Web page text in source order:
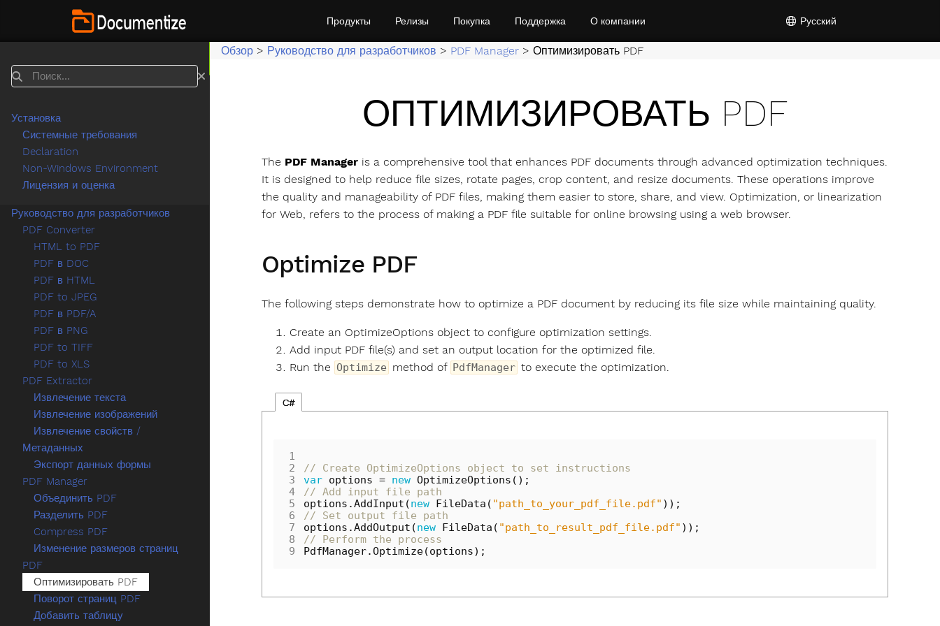
Русский
Продукты Релизы Покупка Поддержка О компании
Обзор > Руководство для разработчиков > PDF Manager > Оптимизировать PDF
ОПТИМИЗИРОВАТЬ PDF
The PDF Manager is a comprehensive tool that enhances PDF documents through advanced optimization techniques.
It is designed to help reduce file sizes, rotate pages, crop content, and resize documents. These operations improve
the quality and manageability of PDF files, making them easier to store, share, and view. Optimization, or linearization
for Web, refers to the process of making a PDF file suitable for online browsing using a web browser.
Optimize PDF
The following steps demonstrate how to optimize a PDF document by reducing its file size while maintaining quality.
Create an OptimizeOptions object to configure optimization settings.
Add input PDF file(s) and set an output location for the optimized file.
Run the Optimize method of PdfManager to execute the optimization.
C#
1
2
// Create OptimizeOptions object to set instructions
3
var options = new OptimizeOptions ();
4
// Add input file path
5
options .AddInput (new FileData ( "path_to_your_pdf_file.pdf" ));
6
// Set output file path
7
options .AddOutput (new FileData ( "path_to_result_pdf_file.pdf" ));
8
// Perform the process
9
PdfManager.Optimize(options);
Поиск
Установка
Системные требования
Declaration
Non-Windows Environment
Лицензия и оценка
Руководство для разработчиков
PDF Converter
HTML to PDF
PDF в DOC
PDF в HTML
PDF to JPEG
PDF в PDF/A
PDF в PNG
PDF to TIFF
PDF to XLS
PDF Extractor
Извлечение текста
Извлечение изображений
Извлечение свойств /
Метаданных
Экспорт данных формы
PDF Manager
Объединить PDF
Разделить PDF
Compress PDF
Изменение размеров страниц
PDF
Оптимизировать PDF
Поворот страниц PDF
Добавить таблицу